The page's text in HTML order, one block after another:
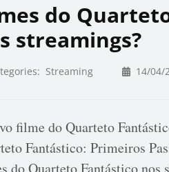
do
streamings?
Streaming 14/04/
filme do Quarteto
Fantástico: Primeiros
do Quarteto Fantástico nos